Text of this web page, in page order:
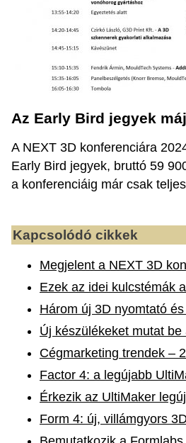
Az Early Bird jegyek
A NEXT 3D konferenciára
Early Bird jegyek, bruttó 59
a konferenciáig már csak
Kapcsolódó cikkek
Megjelent a NEXT 3D
Ezek az idei kulcstémák
Három új 3D nyomtató
Új készülékeket mutat
Cégmarketing trendek –
Factor 4: a legújabb
Érkezik az UltiMaker
Form 4: új, villámgyors